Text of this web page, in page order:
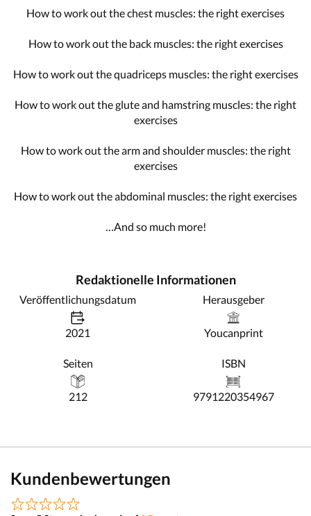
How to work out the chest muscles: the right exercises
How to work out the back muscles: the right exercises
How to work out the quadriceps muscles: the right exercises
How to work out the glute and hamstring muscles: the right
exercises
How to work out the arm and shoulder muscles: the right
exercises
How to work out the abdominal muscles: the right exercises
…And so much more!
Redaktionelle Informationen
Veröffentlichungsdatum
2021
Herausgeber
Youcanprint
Seiten
212
ISBN
9791220354967
Kundenbewertungen